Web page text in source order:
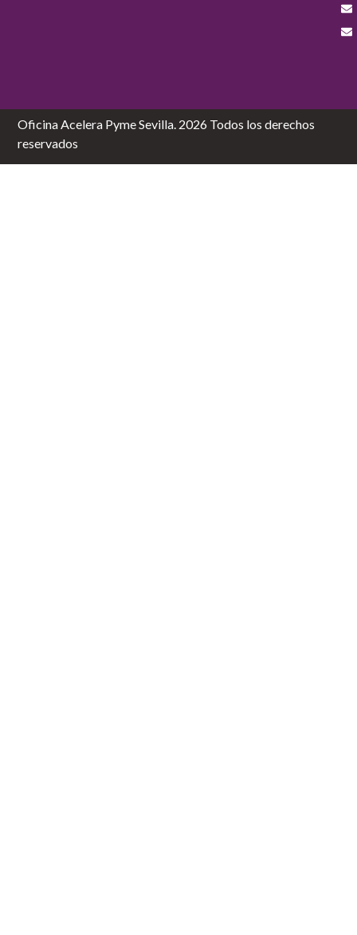
Oficina Acelera Pyme Sevilla. 2026 Todos los derechos
reservados